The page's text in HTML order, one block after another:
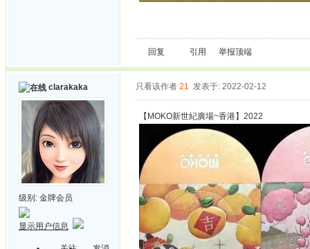
回复 引用 举报顶端
clarakaka
级别: 金牌会员
显示用户信息
只看该作者 21 发表于: 2022-02-12
【MOKO新世紀廣場~香港】2022